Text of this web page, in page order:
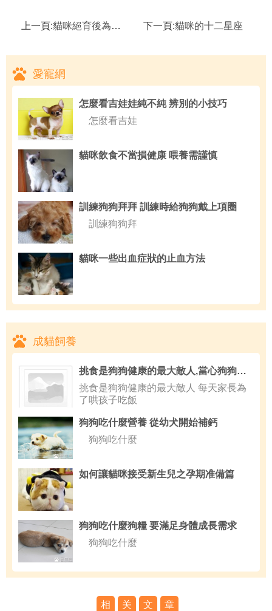
上一頁:貓咪絕育後為何貓又發情 下一頁:貓咪的十二星座
愛寵網
怎麼看吉娃娃純不純 辨別的小技巧
怎麼看吉娃
貓咪飲食不當損健康 喂養需謹慎
訓練狗狗拜拜 訓練時給狗狗戴上項圈
訓練狗狗拜
貓咪一些出血症狀的止血方法
成貓飼養
挑食是狗狗健康的最大敵人,當心狗狗得富貴病
挑食是狗狗健康的最大敵人 每天家長為
了哄孩子吃飯
狗狗吃什麼營養 從幼犬開始補鈣
狗狗吃什麼
如何讓貓咪接受新生兒之孕期准備篇
狗狗吃什麼狗糧 要滿足身體成長需求
狗狗吃什麼
相 关 文 章